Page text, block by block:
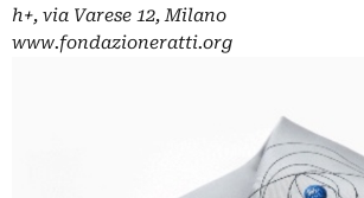
h+, via Varese 12, Milano
www.fondazioneratti.org